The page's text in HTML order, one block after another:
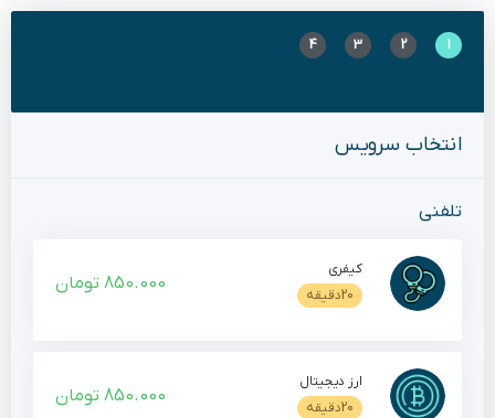
1
2
3
4
انتخاب سرویس
تلفنی
کیفری
20دقیقه
850.000 تومان
ارز دیجیتال
20دقیقه
850.000 تومان